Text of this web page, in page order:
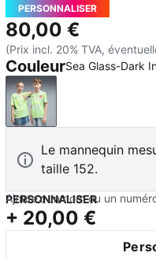
PERSONNALISER
80,00 €
(Prix incl. 20% TVA,
CouleurSea Glass-Dark
Sea Glass-Dark Indigo
Le mannequin
taille 152.
PERSONNALISER
Ajoutez un nom ou un
+ 20,00 €